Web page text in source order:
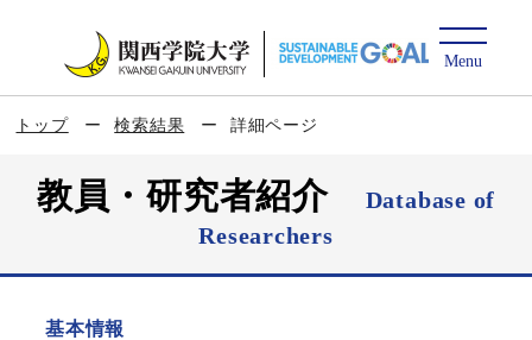
トップ 検索結果 詳細ページ
教員・研究者紹介
Database of
Researchers
基本情報